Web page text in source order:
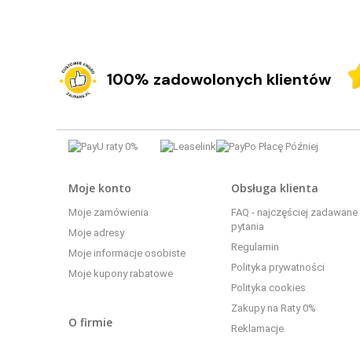
100% zadowolonych klientów
Moje konto
Moje zamówienia
Moje adresy
Moje informacje osobiste
Moje kupony rabatowe
O firmie
Obsługa klienta
FAQ - najczęściej zadawane
pytania
Regulamin
Polityka prywatności
Polityka cookies
Zakupy na Raty 0%
Reklamacje